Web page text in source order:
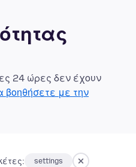
24 ώρες δεν έχουν
με την
settings